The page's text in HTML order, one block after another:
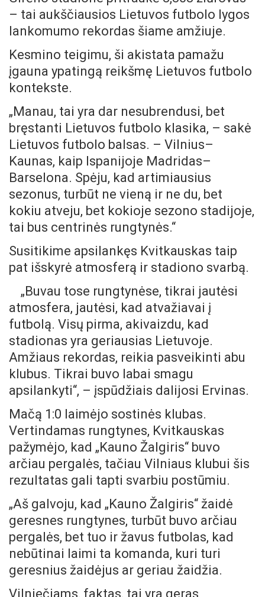
– tai aukščiausios Lietuvos futbolo lygos
lankomumo rekordas šiame amžiuje.
Kesmino teigimu, ši akistata pamažu
įgauna ypatingą reikšmę Lietuvos futbolo
kontekste.
„Manau, tai yra dar nesubrendusi, bet
bręstanti Lietuvos futbolo klasika, – sakė
Lietuvos futbolo balsas. – Vilnius–
Kaunas, kaip Ispanijoje Madridas–
Barselona. Spėju, kad artimiausius
sezonus, turbūt ne vieną ir ne du, bet
kokiu atveju, bet kokioje sezono stadijoje,
tai bus centrinės rungtynės.“
Susitikime apsilankęs Kvitkauskas taip
pat išskyrė atmosferą ir stadiono svarbą.
„Buvau tose rungtynėse, tikrai jautėsi
atmosfera, jautėsi, kad atvažiavai į
futbolą. Visų pirma, akivaizdu, kad
stadionas yra geriausias Lietuvoje.
Amžiaus rekordas, reikia pasveikinti abu
klubus. Tikrai buvo labai smagu
apsilankyti“, – įspūdžiais dalijosi Ervinas.
Mačą 1:0 laimėjo sostinės klubas.
Vertindamas rungtynes, Kvitkauskas
pažymėjo, kad „Kauno Žalgiris“ buvo
arčiau pergalės, tačiau Vilniaus klubui šis
rezultatas gali tapti svarbiu postūmiu.
„Aš galvoju, kad „Kauno Žalgiris“ žaidė
geresnes rungtynes, turbūt buvo arčiau
pergalės, bet tuo ir žavus futbolas, kad
nebūtinai laimi ta komanda, kuri turi
geresnius žaidėjus ar geriau žaidžia.
Vilniečiams, faktas, tai yra geras